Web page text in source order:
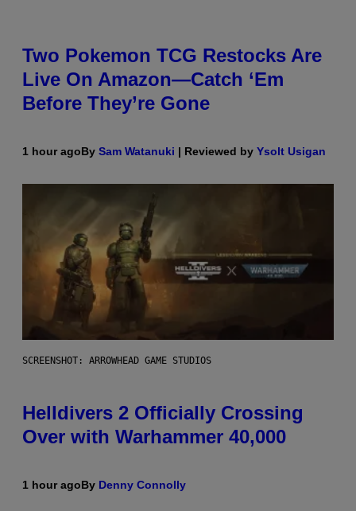
Two Pokemon TCG Restocks Are
Live On Amazon—Catch ‘Em
Before They’re Gone
1 hour agoBy Sam Watanuki | Reviewed by Ysolt Usigan
SCREENSHOT: ARROWHEAD GAME STUDIOS
Helldivers 2 Officially Crossing
Over with Warhammer 40,000
1 hour agoBy Denny Connolly